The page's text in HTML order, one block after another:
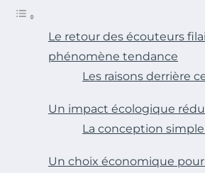
Le retour des écouteurs
phénomène tendance
Les raisons derrière
Un impact écologique
La conception
Un choix économique